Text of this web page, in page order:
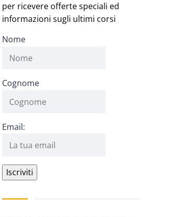
per ricevere offerte speciali ed
informazioni sugli ultimi corsi
Nome
Cognome
Email: